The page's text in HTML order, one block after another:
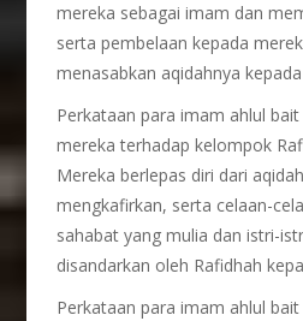
mereka sebagai imam dan
serta pembelaan kepada
menasabkan aqidahnya
Perkataan para imam ahlul
mereka terhadap kelompok
Mereka berlepas diri dari
mengkafirkan, serta celaan-
sahabat yang mulia dan istri-
disandarkan oleh Rafidhah
Perkataan para imam ahlul